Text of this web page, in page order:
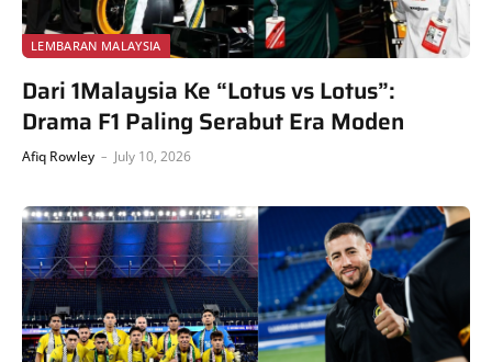
LEMBARAN MALAYSIA
Dari 1Malaysia Ke “Lotus vs Lotus”:
Drama F1 Paling Serabut Era Moden
Afiq Rowley July 10, 2026